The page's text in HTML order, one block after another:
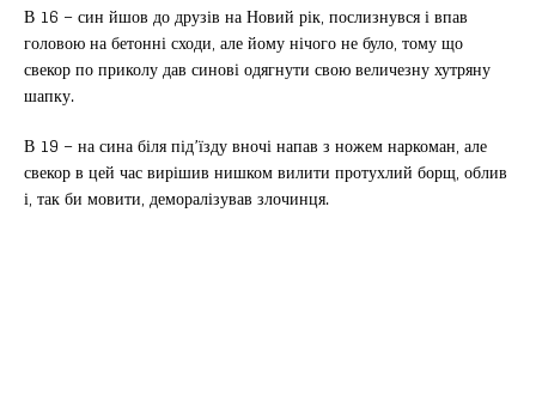
В 16 – син йшов до друзів на Новий рік, послизнувся і впав
головою на бетонні сходи, але йому нічого не було, тому що
свекор по приколу дав синові одягнути свою величезну хутряну
шапку.
В 19 – на сина біля під’їзду вночі напав з ножем наркоман, але
свекор в цей час вирішив нишком вилити протухлий борщ, облив
і, так би мовити, деморалізував злочинця.